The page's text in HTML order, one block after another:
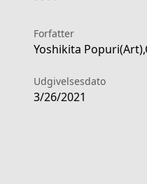
Forfatter
Yoshikita
Udgivelsesdato
3/26/2021